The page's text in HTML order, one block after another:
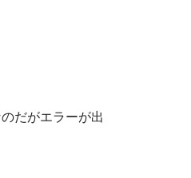
だがエラーが出